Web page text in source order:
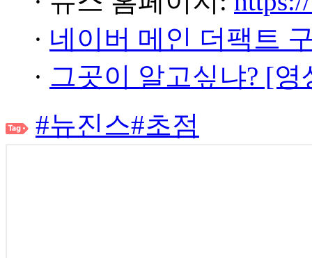
· 네이버 메인 더팩트
· 그곳이 알고싶냐? [
#뉴진스#초점